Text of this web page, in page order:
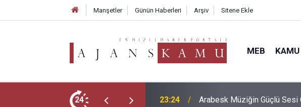
Manşetler Günün Haberleri Arşiv Sitene Ekle
MEB
24
Hayatını Kaybetti: 59 Yaşında Veda Etti 21:23 Okullarda Serbest Kıyafet